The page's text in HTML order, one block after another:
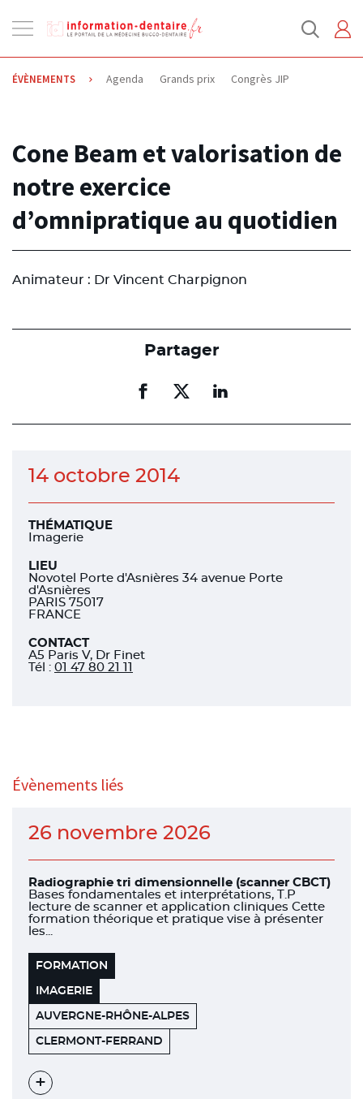
la
navigation
ÉVÈNEMENTS Agenda Grands prix Congrès JIP
26.08.2014
Cone Beam et valorisation de
notre exercice
d’omnipratique au quotidien
Animateur : Dr Vincent Charpignon
Partager
Partager
facebook
Partager
facebook
Partager
linkedin
14 octobre 2014
THÉMATIQUE
Imagerie
LIEU
Novotel Porte d'Asnières 34 avenue Porte
d'Asnières
PARIS 75017
FRANCE
CONTACT
A5 Paris V, Dr Finet
Tél : 01 47 80 21 11
Évènements liés
26 novembre 2026
Radiographie tri dimensionnelle (scanner CBCT)
Bases fondamentales et interprétations, T.P
lecture de scanner et application cliniques Cette
formation théorique et pratique vise à présenter
les...
FORMATION
IMAGERIE
AUVERGNE-RHÔNE-ALPES
UFR
ODONTOLOGIE
CLERMONT-FERRAND
Voir